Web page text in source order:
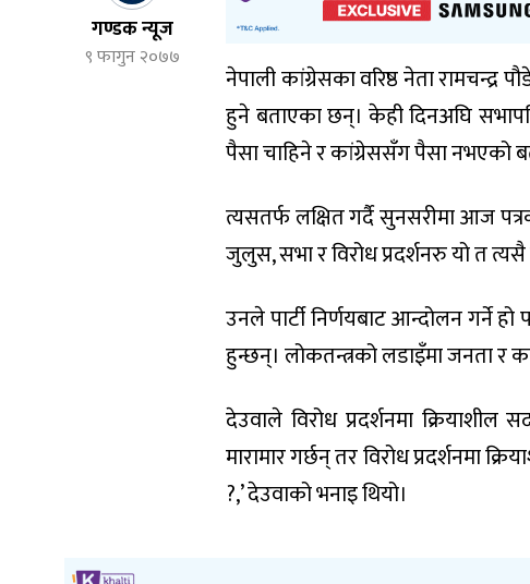
गण्डक न्यूज
९ फागुन २०७७
नेपाली कांग्रेसका वरिष्ठ नेता रामचन्द्र
हुने बताएका छन्। केही दिनअघि
पैसा चाहिने र कांग्रेससँग पैसा नभएको
त्यसतर्फ लक्षित गर्दै सुनसरीमा आज
जुलुस, सभा र विरोध प्रदर्शनरु यो त
उनले पार्टी निर्णयबाट आन्दोलन गर्ने हो
हुन्छन्। लोकतन्त्रको लडाइँमा जनता र
देउवाले विरोध प्रदर्शनमा
मारामार गर्छन् तर विरोध प्रदर्शनमा
?,’ देउवाको भनाइ थियो।